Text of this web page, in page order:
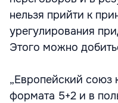
нельзя прийти к
урегулирования
Этого можно
„Европейский союз
формата 5+2 и в